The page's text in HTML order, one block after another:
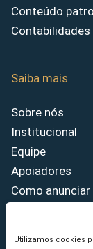
Utilizamos cookies
Conteúdo
Saiba mais
Sobre nós
Institucional
Equipe
Apoiadores
Como anunciar